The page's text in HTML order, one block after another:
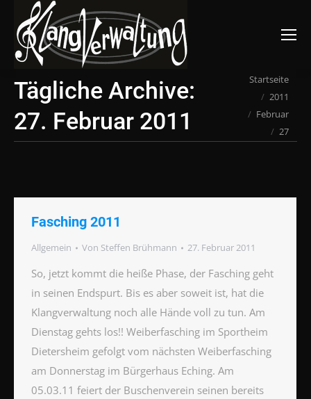
Suchen:
Tägliche Archive:
27. Februar 2011
Du bist hier:Startseite
2011
Februar
27
Fasching 2011
Allgemein Von Steffen Brühmann 27. Februar 2011
So, jetzt kommt die heiße Phase, der Fasching geht
in seinen Endspurt. Bis es aber soweit ist, hat die
Klangverwaltung noch alle Hände voll zu tun. Am
Dienstag gehts los!! Weiberfasching im Sportheim
Dietersheim gefolgt vom nächsten Weiberfasching
am Donnerstag im Bürgerhaus Eching. Am
05.03.11 feiert der Buschenverein seinen bereits